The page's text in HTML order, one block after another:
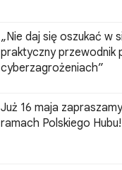
„Nie daj się oszukać w
praktyczny przewodnik
cyberzagrożeniach”
Już 16 maja
ramach Polskiego Hubu!